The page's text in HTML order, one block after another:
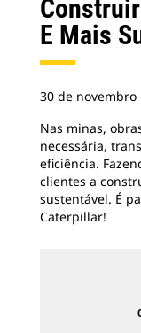
E Mais
30 de novembro
Nas minas,
necessária,
eficiência.
clientes a
sustentável. É
Caterpillar!